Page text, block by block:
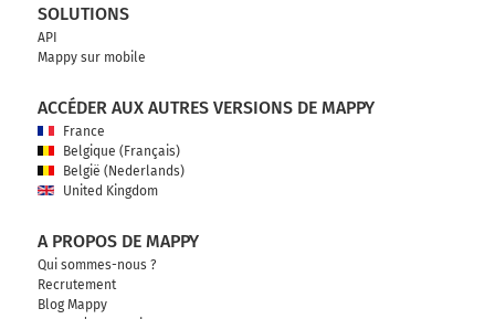
SOLUTIONS
API
Mappy sur mobile
ACCÉDER AUX AUTRES VERSIONS DE MAPPY
France
Belgique (Français)
België (Nederlands)
United Kingdom
A PROPOS DE MAPPY
Qui sommes-nous ?
Recrutement
Blog Mappy